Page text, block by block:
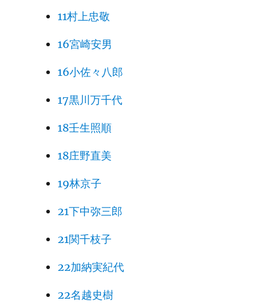
11村上忠敬
16宮崎安男
16小佐々八郎
17黒川万千代
18壬生照順
18庄野直美
19林京子
21下中弥三郎
21関千枝子
22加納実紀代
22名越史樹